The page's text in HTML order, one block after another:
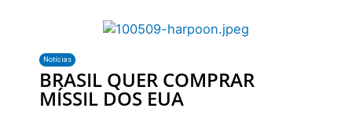
Notícias
BRASIL QUER COMPRAR